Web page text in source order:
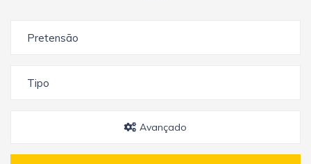
Pretensão
Tipo
Avançado